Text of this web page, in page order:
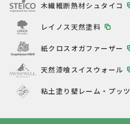
木繊維断熱材シュタイコ
レイノス天然塗料
紙クロスオガファーザー
天然漆喰スイスウォール
粘土塗り壁レーム・プッツ